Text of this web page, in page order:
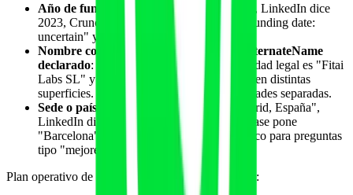
Año de fundación distinto : sitio dice 2024, LinkedIn dice
2023, Crunchbase 2025. La IA codifica "founding date:
uncertain" y reduce confianza para citarte.
Nombre comercial vs nombre legal sin alternateName
declarado: tu marca es "Fitai" pero la sociedad legal es "Fitai
Labs SL" y aparece de tres formas distintas en distintas
superficies. La IA puede tratarlo como entidades separadas.
Sede o país inconsistentes
: web dice "Madrid, España",
LinkedIn dice "Spain" en general, Crunchbase pone
"Barcelona". Disambiguar geografía es crítico para preguntas
tipo "mejores plataformas españolas".
Plan operativo de coherencia (3-4 horas de un día):